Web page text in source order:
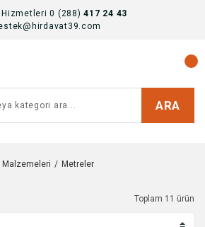
Hizmetleri 0 (288)417 24 43
ARA
Malzemeleri Metreler
Toplam 11 ürün